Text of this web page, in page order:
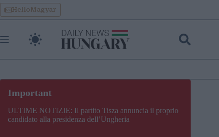
Skip
to
content
HelloMagyar
ULTIME NOTIZIE: Il partito Tisza annuncia il proprio
candidato alla presidenza dell’Ungheria